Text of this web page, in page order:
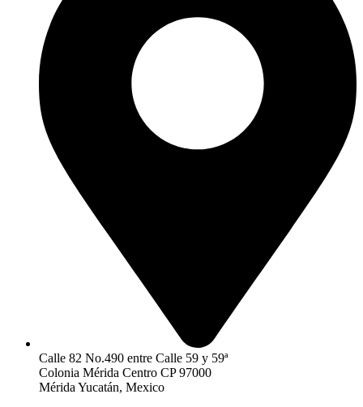
Calle 82 No.490 entre Calle 59 y 59ª
Colonia Mérida Centro CP 97000
Mérida Yucatán, Mexico